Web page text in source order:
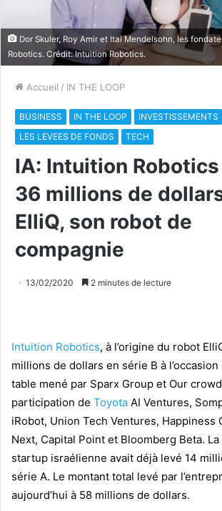
Dor Skuler, Roy Amir et Itai Mendelsohn, les
Robotics. Crédit: Intuition Robotics.
Accueil / IN THE LOOP
BUSINESS IN THE LOOP
INVESTISSEMENTS
LES LEVEES DE FONDS
TECH
IA: Intuition
36 millions de
ElliQ, son robot de
compagnie
13/02/2020 2 minutes de lecture
Intuition Robotics, à l’origine du robot
millions de dollars en série B à l’occasion
table mené par Sparx Group et Our
participation de Toyota AI Ventures,
iRobot, Union Tech Ventures, Happiness
Next, Capital Point et Bloomberg Beta. La
startup israélienne avait déjà levé 14
série A. Le montant total levé par
aujourd’hui à 58 millions de dollars.